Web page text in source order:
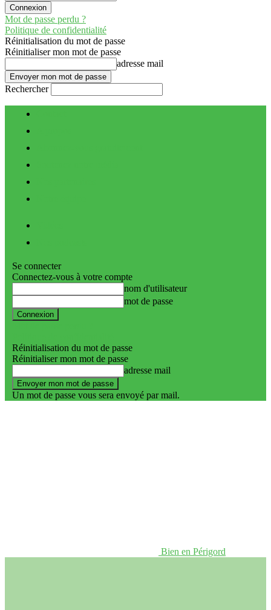
Mot de passe perdu ?
Politique de confidentialité
Réinitialisation du mot de passe
Réinitialiser mon mot de passe
adresse mail
Rechercher
Se connecter
Connectez-vous à votre compte
nom d'utilisateur
mot de passe
Réinitialisation du mot de passe
Réinitialiser mon mot de passe
adresse mail
Un mot de passe vous sera envoyé par mail.
Bien en Périgord